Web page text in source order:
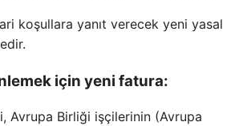
koşullara yanıt verecek yeni yasal
için yeni fatura:
Avrupa Birliği işçilerinin (Avrupa